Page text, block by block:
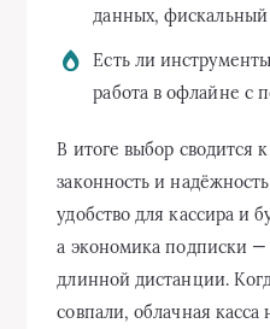
данных,
Есть ли
работа в офлайне с
В итоге выбор сводится
законность и
удобство для кассира и
а экономика подписки —
длинной дистанции.
совпали, облачная